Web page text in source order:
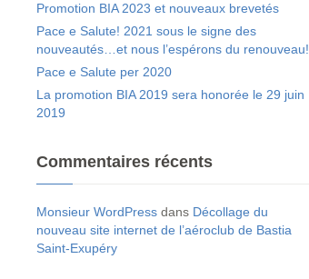
Promotion BIA 2023 et nouveaux brevetés
Pace e Salute! 2021 sous le signe des
nouveautés…et nous l’espérons du renouveau!
Pace e Salute per 2020
La promotion BIA 2019 sera honorée le 29 juin
2019
Commentaires récents
Monsieur WordPress dans Décollage du
nouveau site internet de l’aéroclub de Bastia
Saint-Exupéry